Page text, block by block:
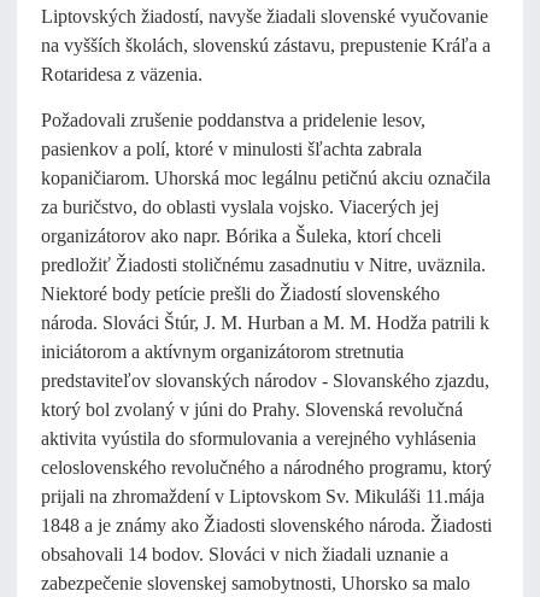
Liptovských žiadostí, navyše žiadali slovenské vyučovanie
na vyšších školách, slovenskú zástavu, prepustenie Kráľa a
Rotaridesa z väzenia.
Požadovali zrušenie poddanstva a pridelenie lesov,
pasienkov a polí, ktoré v minulosti šľachta zabrala
kopaničiarom. Uhorská moc legálnu petičnú akciu označila
za buričstvo, do oblasti vyslala vojsko. Viacerých jej
organizátorov ako napr. Bórika a Šuleka, ktorí chceli
predložiť Žiadosti stoličnému zasadnutiu v Nitre, uväznila.
Niektoré body petície prešli do Žiadostí slovenského
národa. Slováci Štúr, J. M. Hurban a M. M. Hodža patrili k
iniciátorom a aktívnym organizátorom stretnutia
predstaviteľov slovanských národov - Slovanského zjazdu,
ktorý bol zvolaný v júni do Prahy. Slovenská revolučná
aktivita vyústila do sformulovania a verejného vyhlásenia
celoslovenského revolučného a národného programu, ktorý
prijali na zhromaždení v Liptovskom Sv. Mikuláši 11.mája
1848 a je známy ako Žiadosti slovenského národa. Žiadosti
obsahovali 14 bodov. Slováci v nich žiadali uznanie a
zabezpečenie slovenskej samobytnosti, Uhorsko sa malo